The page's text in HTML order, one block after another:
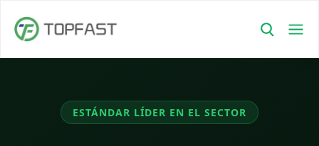
ESTÁNDAR LÍDER EN EL SECTOR